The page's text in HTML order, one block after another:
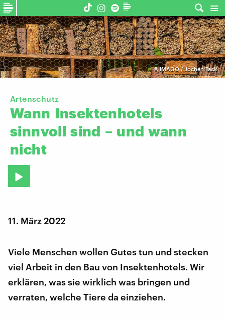
©IMAGO / Jochen Tack
Artenschutz
Wann Insektenhotels
sinnvoll sind – und wann
nicht
11. März 2022
Viele Menschen wollen Gutes tun und stecken
viel Arbeit in den Bau von Insektenhotels. Wir
erklären, was sie wirklich was bringen und
verraten, welche Tiere da einziehen.